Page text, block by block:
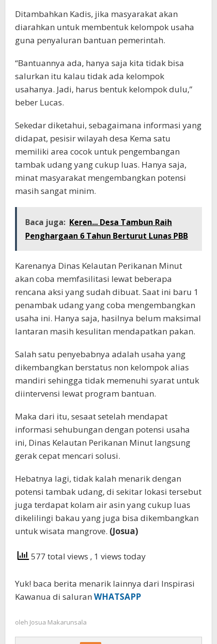
Ditambahkan Kadis, jika masyarakat akan
diarahkan untuk membentuk kelompok usaha
guna penyaluran bantuan pemerintah.
“Bantuannya ada, hanya saja kita tidak bisa
salurkan itu kalau tidak ada kelompok
usahanya. Jadi, harus bentuk kelompok dulu,”
beber Lucas.
Sekedar diketahui, sebagaimana informasi yang
didapat, pesisir wilayah desa Kema satu
memiliki area cocok untuk pengembangan
tambak udang yang cukup luas. Hanya saja,
minat masyarakat mengembangkan potensi
masih sangat minim.
Baca juga: Keren... Desa Tambun Raih
Penghargaan 6 Tahun Berturut Lunas PBB
Karenanya Dinas Kelautan Perikanan Minut
akan coba memfasilitasi lewat beberapa
rencana aksi yang sudah dibuat. Saat ini baru 1
penambak udang yang coba mengembangkan
usaha ini. Hanya saja, hasilnya belum maksimal
lantaran masih kesulitan mendapatkan pakan.
Salah satu penyebabnya adalah usaha yang
dikembangkan berstatus non kelompok alias
mandiri sehingga tidak memenuhi syarat untuk
diintervensi lewat program bantuan.
Maka dari itu, sesaat setelah mendapat
informasi sehubungan dengan potensi usaha
ini, Dinas Kelautan Perikanan Minut langsung
gerak cepat mencari solusi.
Hebatnya lagi, tidak kalah menarik dengan
potensi tambak udang, di sekitar lokasi tersebut
juga terdapat kolam air asin yang cukup luas
dikelilingi bakau yang juga bisa dikembangkan
untuk wisata mangrove. (Josua)
577 total views , 1 views today
Yuk! baca berita menarik lainnya dari Inspirasi
Kawanua di saluran WHATSAPP
oleh Josua Makarunsala